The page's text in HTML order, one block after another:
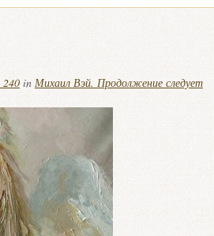
in Михаил Вэй. Продолжение следует